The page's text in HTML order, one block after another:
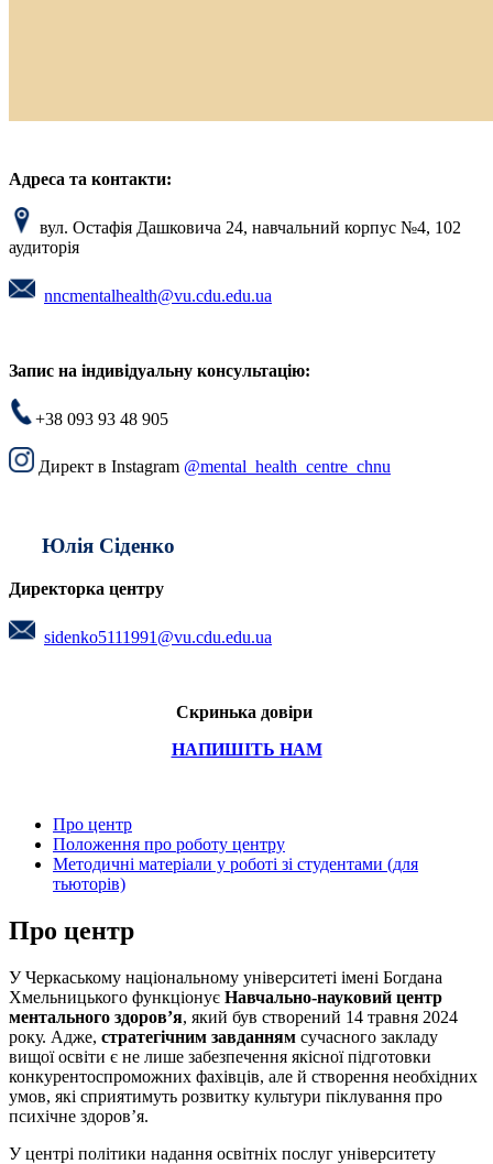
Адреса та контакти:
вул. Остафія Дашковича 24, навчальний корпус №4, 102
аудиторія
nncmentalhealth@vu.cdu.edu.ua
Запис на індивідуальну консультацію:
+38 093 93 48 905
Директ в Instagram @mental_health_centre_chnu
Юлія Сіденко
Директорка центру
sidenko5111991@vu.cdu.edu.ua
Скринька довіри
НАПИШІТЬ НАМ
Про центр
Положення про роботу центру
Методичні матеріали у роботі зі студентами (для
тьюторів)
Про центр
У Черкаському національному університеті імені Богдана
Хмельницького функціонує Навчально-науковий центр
ментального здоров’я, який був створений 14 травня 2024
року. Адже, стратегічним завданням сучасного закладу
вищої освіти є не лише забезпечення якісної підготовки
конкурентоспроможних фахівців, але й створення необхідних
умов, які сприятимуть розвитку культури піклування про
психічне здоров’я.
У центрі політики надання освітніх послуг університету